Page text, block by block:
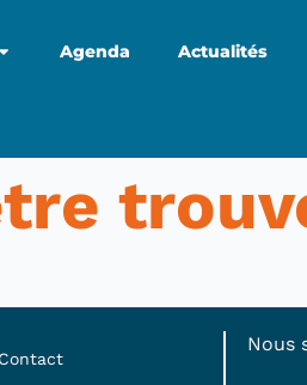
Agenda Actualités
Contact
Nous